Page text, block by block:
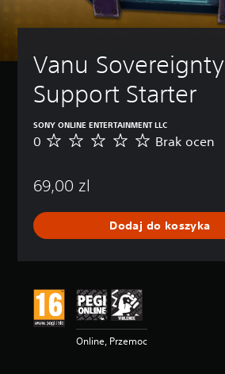
Vanu Sovereignty
Support Starter
SONY ONLINE ENTERTAINMENT LLC
B
k
c
e
0 Brak ocen
69,00 zl
Dodaj do koszyka
Online, Przemoc